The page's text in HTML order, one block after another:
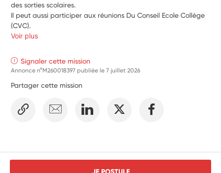
des sorties scolaires.
Il peut aussi participer aux réunions Du Conseil Ecole Collège
(CVC).
Voir plus
Signaler cette mission
Annonce n°M260018397 publiée le7 juillet 2026
Partager cette mission